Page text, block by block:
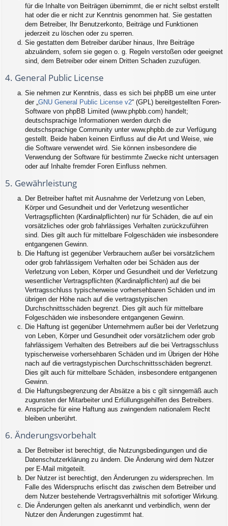
für die Inhalte von Beiträgen übernimmt, die er nicht selbst erstellt
hat oder die er nicht zur Kenntnis genommen hat. Sie gestatten
dem Betreiber, Ihr Benutzerkonto, Beiträge und Funktionen
jederzeit zu löschen oder zu sperren.
Sie gestatten dem Betreiber darüber hinaus, Ihre Beiträge
abzuändern, sofern sie gegen o. g. Regeln verstoßen oder geeignet
sind, dem Betreiber oder einem Dritten Schaden zuzufügen.
4. General Public License
Sie nehmen zur Kenntnis, dass es sich bei phpBB um eine unter
der „GNU General Public License v2“ (GPL) bereitgestellten Foren-
Software von phpBB Limited (www.phpbb.com) handelt;
deutschsprachige Informationen werden durch die
deutschsprachige Community unter www.phpbb.de zur Verfügung
gestellt. Beide haben keinen Einfluss auf die Art und Weise, wie
die Software verwendet wird. Sie können insbesondere die
Verwendung der Software für bestimmte Zwecke nicht untersagen
oder auf Inhalte fremder Foren Einfluss nehmen.
5. Gewährleistung
Der Betreiber haftet mit Ausnahme der Verletzung von Leben,
Körper und Gesundheit und der Verletzung wesentlicher
Vertragspflichten (Kardinalpflichten) nur für Schäden, die auf ein
vorsätzliches oder grob fahrlässiges Verhalten zurückzuführen
sind. Dies gilt auch für mittelbare Folgeschäden wie insbesondere
entgangenen Gewinn.
Die Haftung ist gegenüber Verbrauchern außer bei vorsätzlichem
oder grob fahrlässigem Verhalten oder bei Schäden aus der
Verletzung von Leben, Körper und Gesundheit und der Verletzung
wesentlicher Vertragspflichten (Kardinalpflichten) auf die bei
Vertragsschluss typischerweise vorhersehbaren Schäden und im
übrigen der Höhe nach auf die vertragstypischen
Durchschnittsschäden begrenzt. Dies gilt auch für mittelbare
Folgeschäden wie insbesondere entgangenen Gewinn.
Die Haftung ist gegenüber Unternehmern außer bei der Verletzung
von Leben, Körper und Gesundheit oder vorsätzlichem oder grob
fahrlässigem Verhalten des Betreibers auf die bei Vertragsschluss
typischerweise vorhersehbaren Schäden und im Übrigen der Höhe
nach auf die vertragstypischen Durchschnittsschäden begrenzt.
Dies gilt auch für mittelbare Schäden, insbesondere entgangenen
Gewinn.
Die Haftungsbegrenzung der Absätze a bis c gilt sinngemäß auch
zugunsten der Mitarbeiter und Erfüllungsgehilfen des Betreibers.
Ansprüche für eine Haftung aus zwingendem nationalem Recht
bleiben unberührt.
6. Änderungsvorbehalt
Der Betreiber ist berechtigt, die Nutzungsbedingungen und die
Datenschutzerklärung zu ändern. Die Änderung wird dem Nutzer
per E-Mail mitgeteilt.
Der Nutzer ist berechtigt, den Änderungen zu widersprechen. Im
Falle des Widerspruchs erlischt das zwischen dem Betreiber und
dem Nutzer bestehende Vertragsverhältnis mit sofortiger Wirkung.
Die Änderungen gelten als anerkannt und verbindlich, wenn der
Nutzer den Änderungen zugestimmt hat.